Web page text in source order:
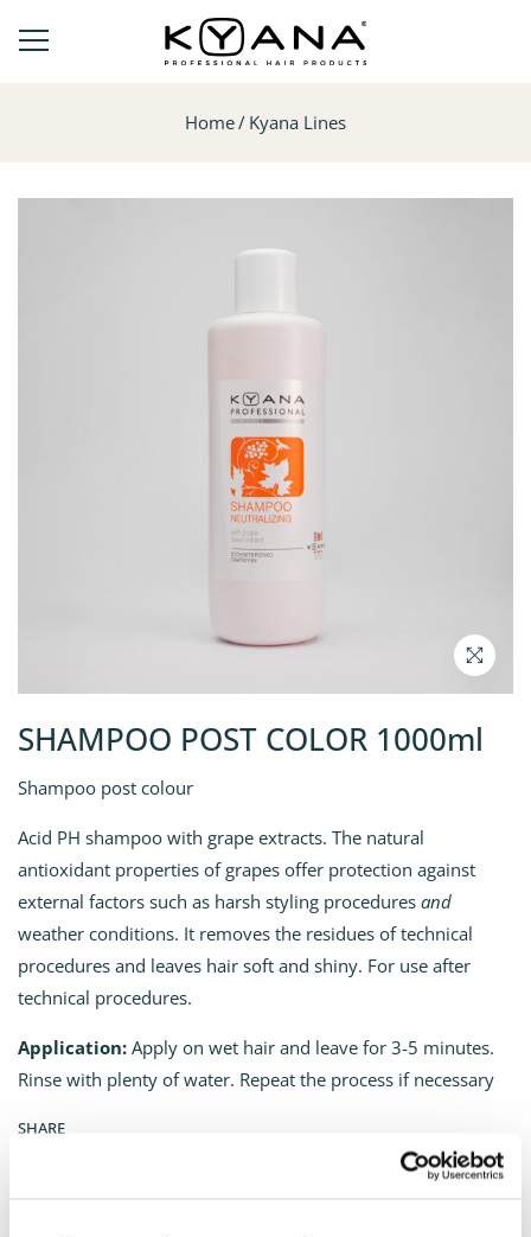
Home Kyana Lines
SHAMPOO POST COLOR 1000ml
Shampoo post colour
Acid PH shampoo with grape extracts. The natural
antioxidant properties of grapes offer protection against
external factors such as harsh styling procedures and
weather conditions. It removes the residues of technical
procedures and leaves hair soft and shiny. For use after
technical procedures.
Application: Apply on wet hair and leave for 3-5 minutes.
Rinse with plenty of water. Repeat the process if necessary
SHARE
Peroxide of hydrogen / Solvents,Salon